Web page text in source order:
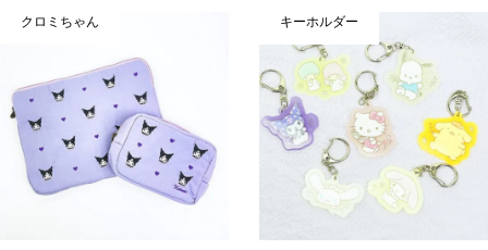
クロミちゃん キーホルダー